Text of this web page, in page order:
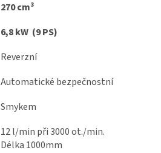
270 cm³
6,8 kW (9 PS)
Reverzní
Automatické bezpečnostní
Smykem
12 l/min při 3000 ot./min.
Délka 1000mm